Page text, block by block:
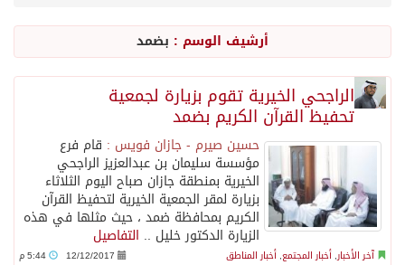
حرس الحدود بجازان يقيم ورشة عمل لمزاولي الصيد والأنشطة البحرية عن خدمات بوابة “زاول”
الاحتلال يهدم محالاً تجارية في مخيم قلنديا ويعتقل 11 فلسطينياً بالضفة
أرشيف الوسم : بضمد
الراجحي الخيرية تقوم بزيارة لجمعية
تحفيظ القرآن الكريم بضمد
حسين صيرم - جازان فويس : قام فرع
مؤسسة سليمان بن عبدالعزيز الراجحي
الخيرية بمنطقة جازان صباح اليوم الثلاثاء
بزيارة لمقر الجمعية الخيرية لتحفيظ القرآن
الكريم بمحافظة ضمد ، حيث مثلها في هذه
الزيارة الدكتور خليل .. التفاصيل
آخر الأخبار, أخبار المجتمع, أخبار المناطق 12/12/2017